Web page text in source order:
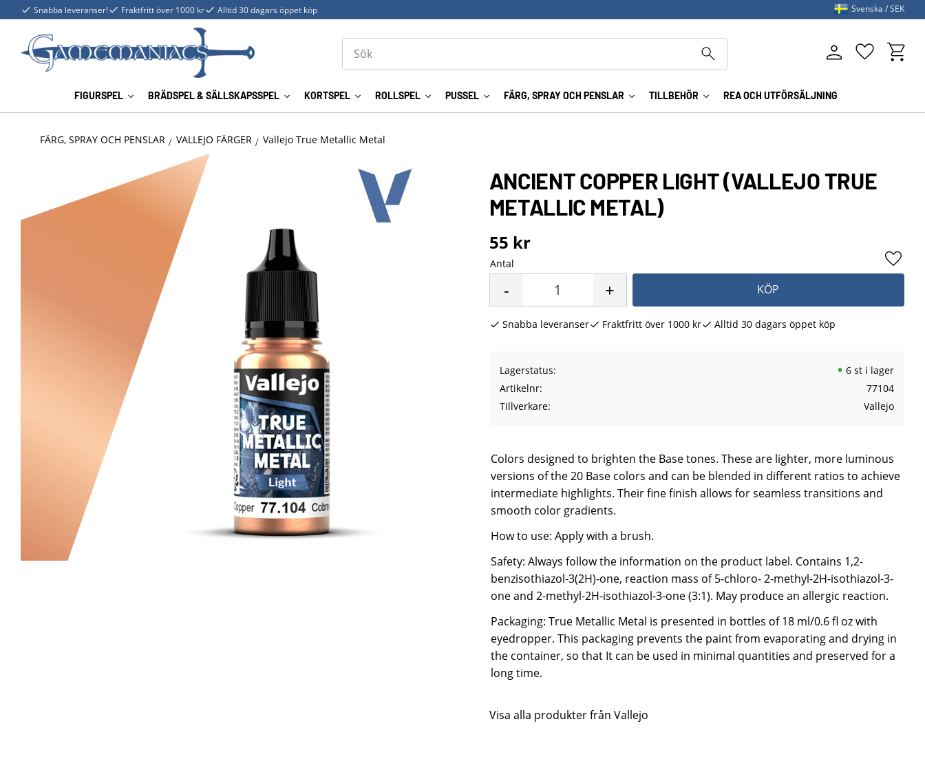
Snabba leveranser! Fraktfritt över 1000 kr Alltid 30 dagars öppet köp
FIGURSPEL BRÄDSPEL & SÄLLSKAPSSPEL KORTSPEL ROLLSPEL PUSSEL FÄRG, SPRAY OCH PENSLAR TILLBEHÖR REA OCH UTFÖRSÄLJNING
Favoriter
Svenska SEK
FÄRG, SPRAY OCH PENSLAR VALLEJO FÄRGER Vallejo True Metallic Metal
ANCIENT COPPER LIGHT (VALLEJO TRUE
METALLIC METAL)
55 kr
Antal
+
- KÖP
Lägg
Snabba leveranser Fraktfritt över 1000 kr Alltid 30 dagars öppet köp
Lagerstatus
6 st i lager
Artikelnr
77104
Tillverkare
Vallejo
Colors designed to brighten the Base tones. These are lighter, more luminous
versions of the 20 Base colors and can be blended in different ratios to achieve
intermediate highlights. Their fine finish allows for seamless transitions and
smooth color gradients.
How to use: Apply with a brush.
Safety: Always follow the information on the product label. Contains 1,2-
benzisothiazol-3(2H)-one, reaction mass of 5-chloro- 2-methyl-2H-isothiazol-3-
one and 2-methyl-2H-isothiazol-3-one (3:1). May produce an allergic reaction.
Packaging: True Metallic Metal is presented in bottles of 18 ml/0.6 fl oz with
eyedropper. This packaging prevents the paint from evaporating and drying in
the container, so that It can be used in minimal quantities and preserved for a
long time.
Visa alla produkter från Vallejo